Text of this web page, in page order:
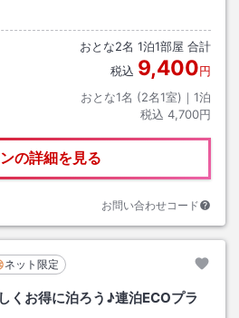
おとな2名 1泊1部屋 合計
税込 9,400円
おとな1名 (2名1室)｜ 1泊
税込 4,700円
の詳細を見る
お問い合わせコード
ネット限定
くお得に泊ろう♪連泊ECOプラ